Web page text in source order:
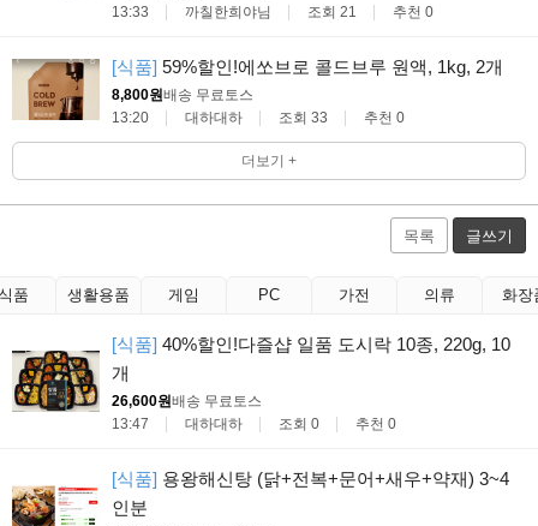
13:33
까칠한희야님 조회 21 추천 0
[식품] 59%할인!에쏘브로 콜드브루 원액, 1kg, 2개
8,800원배송 무료토스
13:20
대하대하 조회 33 추천 0
더보기 +
목록 글쓰기
품 생활용품 게임 PC 가전 의류 화장
[식품] 40%할인!다즐샵 일품 도시락 10종, 220g, 10
개
26,600원배송 무료토스
13:47
대하대하 조회 0 추천 0
[식품] 용왕해신탕 (닭+전복+문어+새우+약재) 3~4
인분